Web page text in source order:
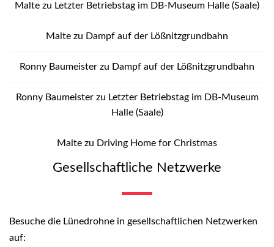
Malte zu Letzter Betriebstag im DB-Museum Halle (Saale)
Malte zu Dampf auf der Lößnitzgrundbahn
Ronny Baumeister zu Dampf auf der Lößnitzgrundbahn
Ronny Baumeisterzu Letzter Betriebstag im DB-Museum
Halle (Saale)
Malte zu Driving Home for Christmas
Gesellschaftliche Netzwerke
Besuche die Lünedrohne in gesellschaftlichen Netzwerken
auf: